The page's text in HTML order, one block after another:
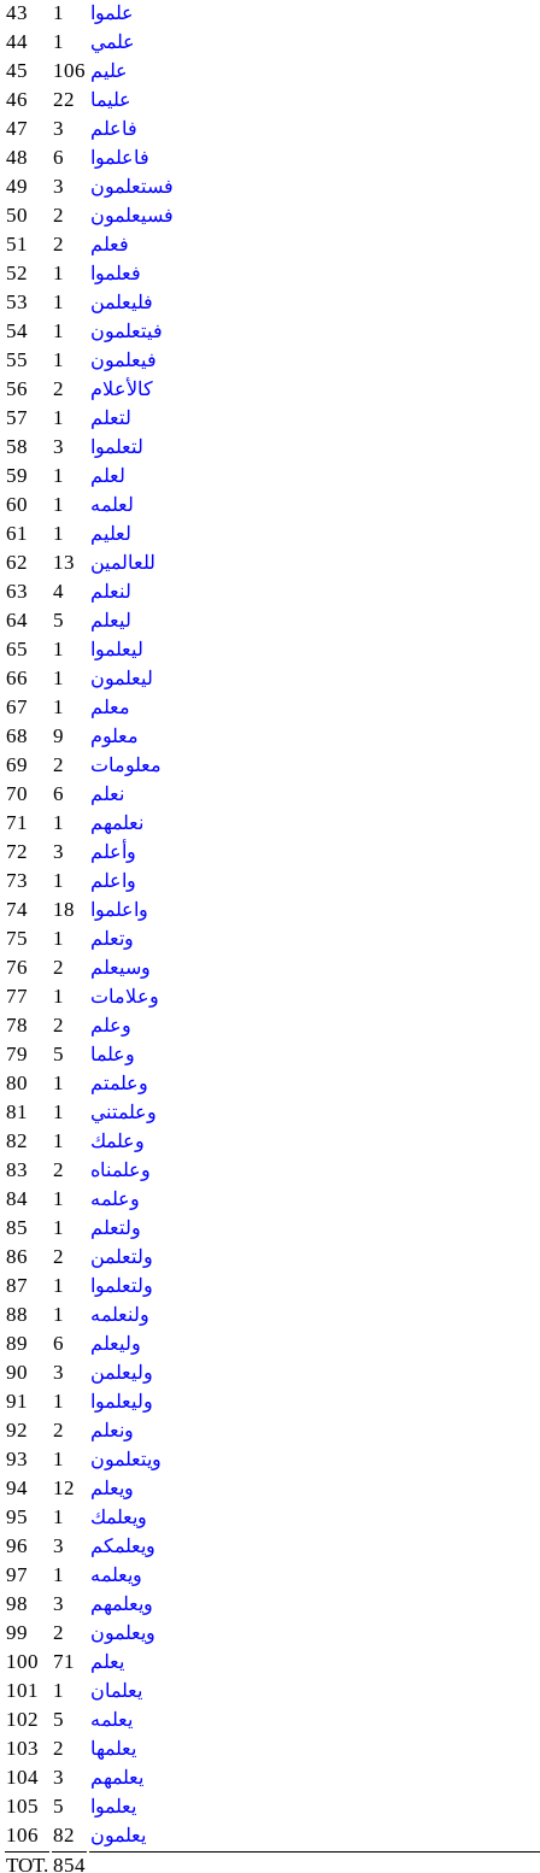
43 1 علموا
44 1 علمي
45 106 عليم
46 22 عليما
47 3 فاعلم
48 6 فاعلموا
49 3 فستعلمون
50 2 فسيعلمون
51 2 فعلم
52 1 فعلموا
53 1 فليعلمن
54 1 فيتعلمون
55 1 فيعلمون
56 2 كالأعلام
57 1 لتعلم
58 3 لتعلموا
59 1 لعلم
60 1 لعلمه
61 1 لعليم
62 13 للعالمين
63 4 لنعلم
64 5 ليعلم
65 1 ليعلموا
66 1 ليعلمون
67 1 معلم
68 9 معلوم
69 2 معلومات
70 6 نعلم
71 1 نعلمهم
72 3 وأعلم
73 1 واعلم
74 18 واعلموا
75 1 وتعلم
76 2 وسيعلم
77 1 وعلامات
78 2 وعلم
79 5 وعلما
80 1 وعلمتم
81 1 وعلمتني
82 1 وعلمك
83 2 وعلمناه
84 1 وعلمه
85 1 ولتعلم
86 2 ولتعلمن
87 1 ولتعلموا
88 1 ولنعلمه
89 6 وليعلم
90 3 وليعلمن
91 1 وليعلموا
92 2 ونعلم
93 1 ويتعلمون
94 12 ويعلم
95 1 ويعلمك
96 3 ويعلمكم
97 1 ويعلمه
98 3 ويعلمهم
99 2 ويعلمون
100 71 يعلم
101 1 يعلمان
102 5 يعلمه
103 2 يعلمها
104 3 يعلمهم
105 5 يعلموا
106 82 يعلمون
TOT. 854